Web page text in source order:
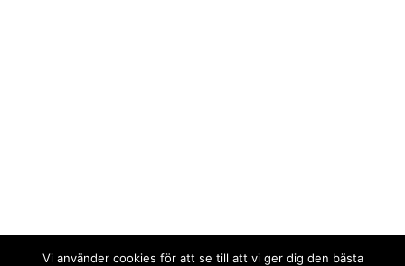
Vi använder cookies för att se till att vi ger dig den bästa